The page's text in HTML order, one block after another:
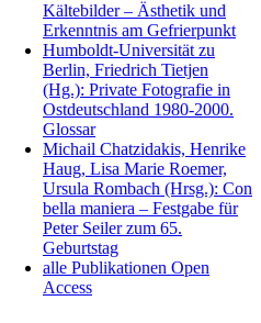
Kältebilder – Ästhetik und
Erkenntnis am Gefrierpunkt
Humboldt-Universität zu
Berlin, Friedrich Tietjen
(Hg.): Private Fotografie in
Ostdeutschland 1980-2000.
Glossar
Michail Chatzidakis, Henrike
Haug, Lisa Marie Roemer,
Ursula Rombach (Hrsg.): Con
bella maniera – Festgabe für
Peter Seiler zum 65.
Geburtstag
alle Publikationen Open
Access